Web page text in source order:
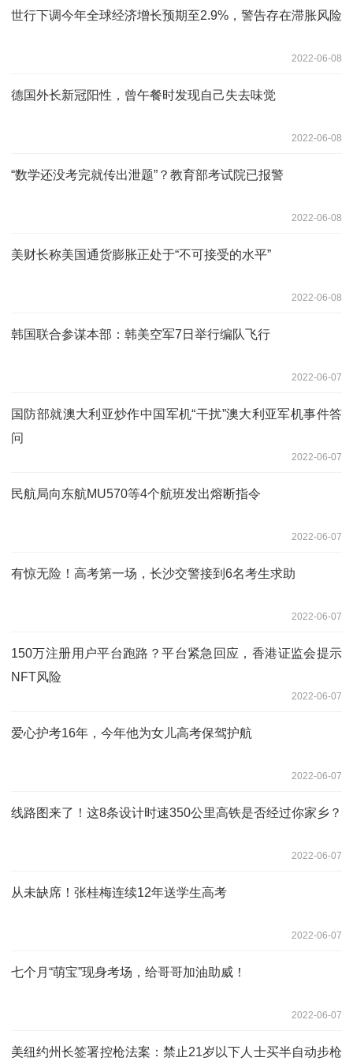
世行下调今年全球经济增长预期至2.9%，警告存在滞胀风险
2022-06-08
德国外长新冠阳性，曾午餐时发现自己失去味觉
2022-06-08
“数学还没考完就传出泄题”？教育部考试院已报警
2022-06-08
美财长称美国通货膨胀正处于“不可接受的水平”
2022-06-08
韩国联合参谋本部：韩美空军7日举行编队飞行
2022-06-07
国防部就澳大利亚炒作中国军机“干扰”澳大利亚军机事件答
问
2022-06-07
民航局向东航MU570等4个航班发出熔断指令
2022-06-07
有惊无险！高考第一场，长沙交警接到6名考生求助
2022-06-07
150万注册用户平台跑路？平台紧急回应，香港证监会提示
NFT风险
2022-06-07
爱心护考16年，今年他为女儿高考保驾护航
2022-06-07
线路图来了！这8条设计时速350公里高铁是否经过你家乡？
2022-06-07
从未缺席！张桂梅连续12年送学生高考
2022-06-07
七个月“萌宝”现身考场，给哥哥加油助威！
2022-06-07
美纽约州长签署控枪法案：禁止21岁以下人士买半自动步枪